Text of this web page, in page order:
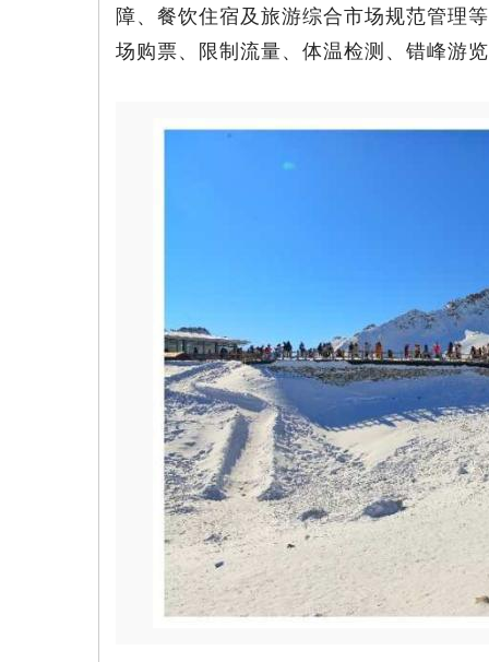
障、餐饮住宿及旅游综合市场规范管理
场购票、限制流量、体温检测、错峰游